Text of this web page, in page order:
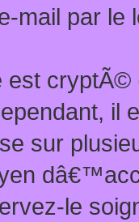
mail par le
est
il
sur
le